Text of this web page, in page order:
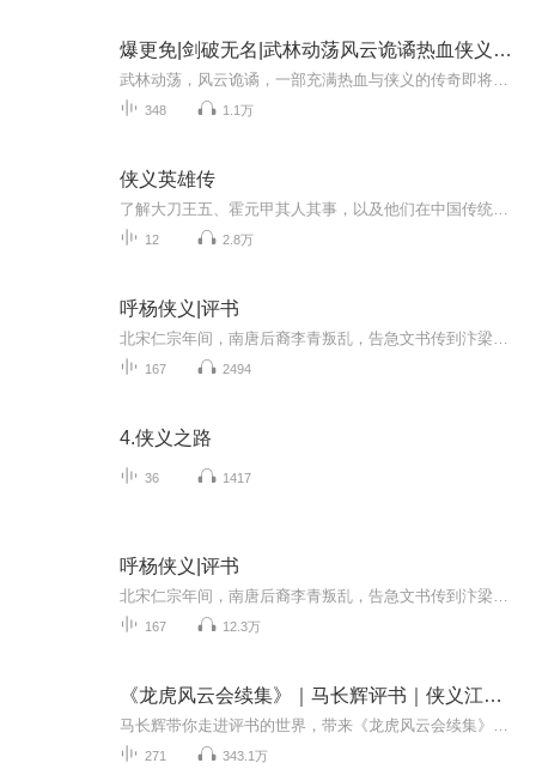
爆更免|剑破无名|武林动荡风云诡谲热血侠义剑影柔情
348 1.1万
侠义英雄传
12 2.8万
呼杨侠义|评书
167 2494
4.侠义之路
36 1417
呼杨侠义|评书
167 12.3万
《龙虎风云会续集》｜马长辉评书｜侠义江湖的惊险续章
271 343.1万